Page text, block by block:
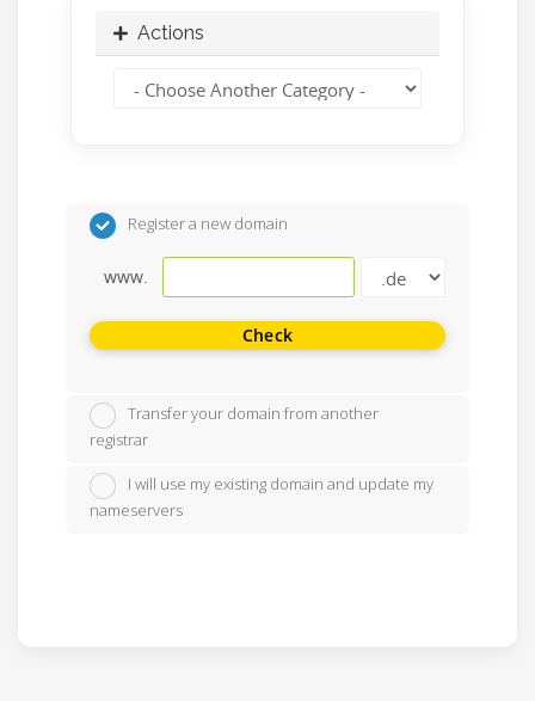
Actions
Register a new domain
www.
Check
Transfer your domain from another
registrar
I will use my existing domain and update my
nameservers